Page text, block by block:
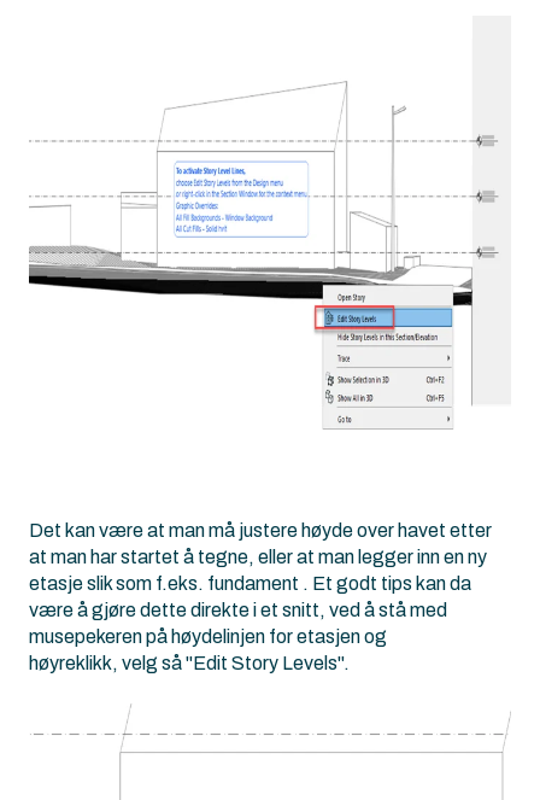
Det kan være at man må justere høyde over havet etter
at man har startet å tegne, eller at man legger inn en ny
etasje slik som f.eks. fundament . Et godt tips kan da
være å gjøre dette direkte i et snitt, ved å stå med
musepekeren på høydelinjen for etasjen og
høyreklikk, velg så "Edit Story Levels".